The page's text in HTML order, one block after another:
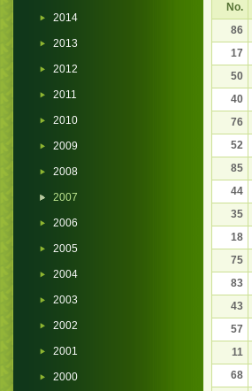
No.
86
17
50
40
76
52
85
44
35
18
75
83
43
57
11
68
2014
2013
2012
2011
2010
2009
2008
2007
2006
2005
2004
2003
2002
2001
2000